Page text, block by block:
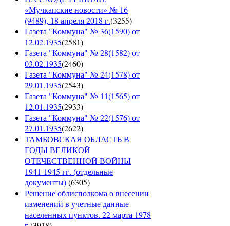
«Мучкапские новости» № 16
(9489), 18 апреля 2018 г.(3255)
Газета "Коммуна" № 36(1590) от
12.02.1935(2581)
Газета "Коммуна" № 28(1582) от
03.02.1935(2460)
Газета "Коммуна" № 24(1578) от
29.01.1935(2543)
Газета "Коммуна" № 11(1565) от
12.01.1935(2933)
Газета "Коммуна" № 22(1576) от
27.01.1935(2622)
ТАМБОВСКАЯ ОБЛАСТЬ В
ГОДЫ ВЕЛИКОЙ
ОТЕЧЕСТВЕННОЙ ВОЙНЫ
1941-1945 гг. (отдельные
документы)(6305)
Решение облисполкома о внесении
изменений в учетные данные
населенных пунктов. 22 марта 1978